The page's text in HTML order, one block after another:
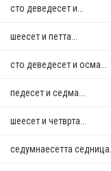
сто деведесет и...
шеесет и петта...
сто деведесет и осма...
педесет и седма...
шеесет и четврта...
седумнаесетта седница...